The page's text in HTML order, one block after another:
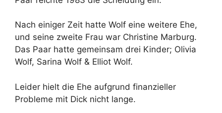
Nach einiger Zeit hatte Wolf eine weitere Ehe,
und seine zweite Frau war Christine Marburg.
Das Paar hatte gemeinsam drei Kinder; Olivia
Wolf, Sarina Wolf & Elliot Wolf.
Leider hielt die Ehe aufgrund finanzieller
Probleme mit Dick nicht lange.